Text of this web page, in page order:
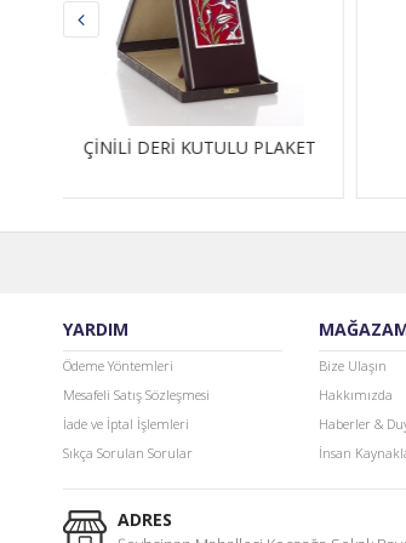
KESKİN NİŞANCI
YARDIM
Ödeme Yöntemleri
Mesafeli Satış Sözleşmesi
İade ve İptal İşlemleri
Sıkça Sorulan Sorular
Bize Ulaşın
Hakkımızda
Haberler &
İnsan
ADRES